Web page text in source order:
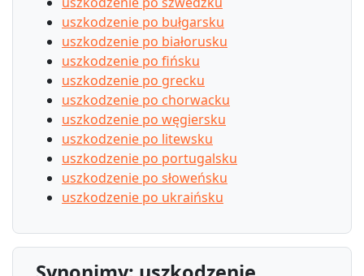
uszkodzenie po bułgarsku
uszkodzenie po białorusku
uszkodzenie po fińsku
uszkodzenie po grecku
uszkodzenie po chorwacku
uszkodzenie po węgiersku
uszkodzenie po litewsku
uszkodzenie po portugalsku
uszkodzenie po słoweńsku
uszkodzenie po ukraińsku